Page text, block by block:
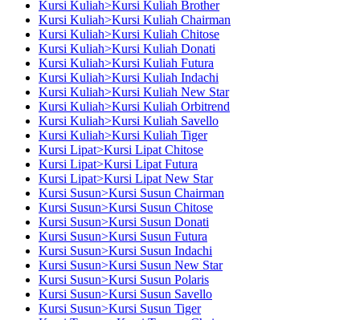
Kursi Kuliah>Kursi Kuliah Brother
Kursi Kuliah>Kursi Kuliah Chairman
Kursi Kuliah>Kursi Kuliah Chitose
Kursi Kuliah>Kursi Kuliah Donati
Kursi Kuliah>Kursi Kuliah Futura
Kursi Kuliah>Kursi Kuliah Indachi
Kursi Kuliah>Kursi Kuliah New Star
Kursi Kuliah>Kursi Kuliah Orbitrend
Kursi Kuliah>Kursi Kuliah Savello
Kursi Kuliah>Kursi Kuliah Tiger
Kursi Lipat>Kursi Lipat Chitose
Kursi Lipat>Kursi Lipat Futura
Kursi Lipat>Kursi Lipat New Star
Kursi Susun>Kursi Susun Chairman
Kursi Susun>Kursi Susun Chitose
Kursi Susun>Kursi Susun Donati
Kursi Susun>Kursi Susun Futura
Kursi Susun>Kursi Susun Indachi
Kursi Susun>Kursi Susun New Star
Kursi Susun>Kursi Susun Polaris
Kursi Susun>Kursi Susun Savello
Kursi Susun>Kursi Susun Tiger